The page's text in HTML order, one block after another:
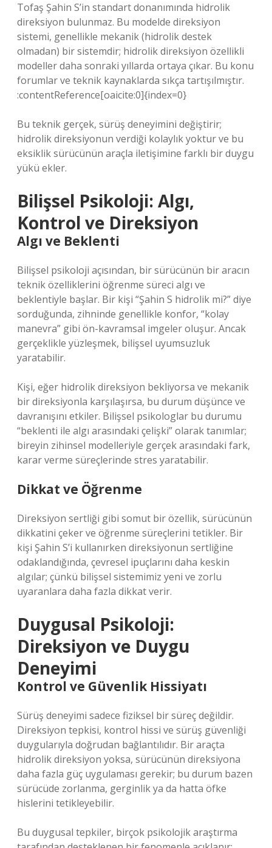
Tofaş Şahin S’in standart donanımında hidrolik
direksiyon bulunmaz. Bu modelde direksiyon
sistemi, genellikle mekanik (hidrolik destek
olmadan) bir sistemdir; hidrolik direksiyon özellikli
modeller daha sonraki yıllarda ortaya çıkar. Bu konu
forumlar ve teknik kaynaklarda sıkça tartışılmıştır.
:contentReference[oaicite:0]{index=0}
Bu teknik gerçek, sürüş deneyimini değiştirir;
hidrolik direksiyonun verdiği kolaylık yoktur ve bu
eksiklik sürücünün araçla iletişimine farklı bir duygu
yükü ekler.
Bilişsel Psikoloji: Algı,
Kontrol ve Direksiyon
Algı ve Beklenti
Bilişsel psikoloji açısından, bir sürücünün bir aracın
teknik özelliklerini öğrenme süreci algı ve
beklentiyle başlar. Bir kişi “Şahin S hidrolik mi?” diye
sorduğunda, zihninde genellikle konfor, “kolay
manevra” gibi ön-kavramsal imgeler oluşur. Ancak
gerçeklikle yüzleşmek, bilişsel uyumsuzluk
yaratabilir.
Kişi, eğer hidrolik direksiyon bekliyorsa ve mekanik
bir direksiyonla karşılaşırsa, bu durum düşünce ve
davranışını etkiler. Bilişsel psikologlar bu durumu
“beklenti ile algı arasındaki çelişki” olarak tanımlar;
bireyin zihinsel modelleriyle gerçek arasındaki fark,
karar verme süreçlerinde stres yaratabilir.
Dikkat ve Öğrenme
Direksiyon sertliği gibi somut bir özellik, sürücünün
dikkatini çeker ve öğrenme süreçlerini tetikler. Bir
kişi Şahin S’i kullanırken direksiyonun sertliğine
odaklandığında, çevresel ipuçlarını daha keskin
algılar; çünkü bilişsel sistemimiz yeni ve zorlu
uyaranlara daha fazla dikkat verir.
Duygusal Psikoloji:
Direksiyon ve Duygu
Deneyimi
Kontrol ve Güvenlik Hissiyatı
Sürüş deneyimi sadece fiziksel bir süreç değildir.
Direksiyon tepkisi, kontrol hissi ve sürüş güvenliği
duygularıyla doğrudan bağlantılıdır. Bir araçta
hidrolik direksiyon yoksa, sürücünün direksiyona
daha fazla güç uygulaması gerekir; bu durum bazen
sürücüde zorlanma, gerginlik ya da hatta öfke
hislerini tetikleyebilir.
Bu duygusal tepkiler, birçok psikolojik araştırma